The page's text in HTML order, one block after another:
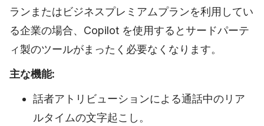
ランまたはビジネスプレミアムプランを利用してい
る企業の場合、Copilot を使用するとサードパーテ
ィ製のツールがまったく必要なくなります。
主な機能:
話者アトリビューションによる通話中のリア
ルタイムの文字起こし。